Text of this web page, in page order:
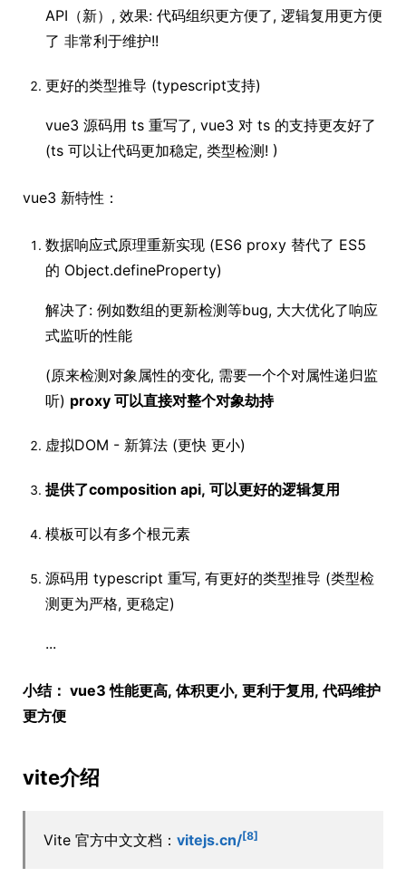
API（新）, 效果: 代码组织更方便了, 逻辑复用更方便
了 非常利于维护!!
更好的类型推导 (typescript支持)
vue3 源码用 ts 重写了, vue3 对 ts 的支持更友好了
(ts 可以让代码更加稳定, 类型检测! )
vue3 新特性：
数据响应式原理重新实现 (ES6 proxy 替代了 ES5
的 Object.defineProperty)
解决了: 例如数组的更新检测等bug, 大大优化了响应
式监听的性能
(原来检测对象属性的变化, 需要一个个对属性递归监
听) proxy 可以直接对整个对象劫持
虚拟DOM - 新算法 (更快 更小)
提供了composition api, 可以更好的逻辑复用
模板可以有多个根元素
源码用 typescript 重写, 有更好的类型推导 (类型检
测更为严格, 更稳定)
...
小结： vue3 性能更高, 体积更小, 更利于复用, 代码维护
更方便
vite介绍
Vite 官方中文文档： vitejs.cn/[8]